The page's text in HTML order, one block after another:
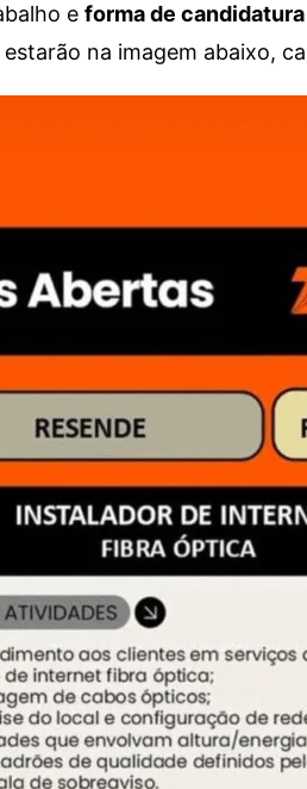
e forma de candidatura
estarão na imagem abaixo,